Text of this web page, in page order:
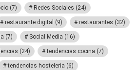
(7) Redes Sociales (24)
restaurante digital (9) restaurantes (32)
(7) Social Media (16)
(24) tendencias cocina (7)
tendencias hosteleria (6)